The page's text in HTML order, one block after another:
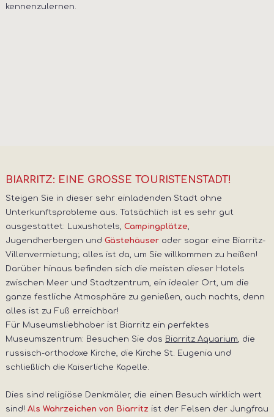
kennenzulernen.
BIARRITZ: EINE GROSSE TOURISTENSTADT!
Steigen Sie in dieser sehr einladenden Stadt ohne
Unterkunftsprobleme aus. Tatsächlich ist es sehr gut
ausgestattet: Luxushotels, Campingplätze,
Jugendherbergen und Gästehäuseroder sogar eine Biarritz-
Villenvermietung; alles ist da, um Sie willkommen zu heißen!
Darüber hinaus befinden sich die meisten dieser Hotels
zwischen Meer und Stadtzentrum, ein idealer Ort, um die
ganze festliche Atmosphäre zu genießen, auch nachts, denn
alles ist zu Fuß erreichbar!
Für Museumsliebhaber ist Biarritz ein perfektes
Museumszentrum: Besuchen Sie das Biarritz Aquarium, die
russisch-orthodoxe Kirche, die Kirche St. Eugenia und
schließlich die Kaiserliche Kapelle.
Dies sind religiöse Denkmäler, die einen Besuch wirklich wert
sind! Als Wahrzeichen von Biarritz ist der Felsen der Jungfrau